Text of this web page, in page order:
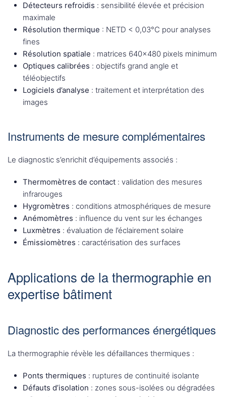
Détecteurs refroidis : sensibilité élevée et précision
maximale
Résolution thermique : NETD < 0,03°C pour analyses
fines
Résolution spatiale : matrices 640×480 pixels minimum
Optiques calibrées : objectifs grand angle et
téléobjectifs
Logiciels d’analyse : traitement et interprétation des
images
Instruments de mesure complémentaires
Le diagnostic s’enrichit d’équipements associés :
Thermomètres de contact : validation des mesures
infrarouges
Hygromètres : conditions atmosphériques de mesure
Anémomètres : influence du vent sur les échanges
Luxmètres : évaluation de l’éclairement solaire
Émissiomètres : caractérisation des surfaces
Applications de la thermographie en
expertise bâtiment
Diagnostic des performances énergétiques
La thermographie révèle les défaillances thermiques :
Ponts thermiques : ruptures de continuité isolante
Défauts d’isolation : zones sous-isolées ou dégradées